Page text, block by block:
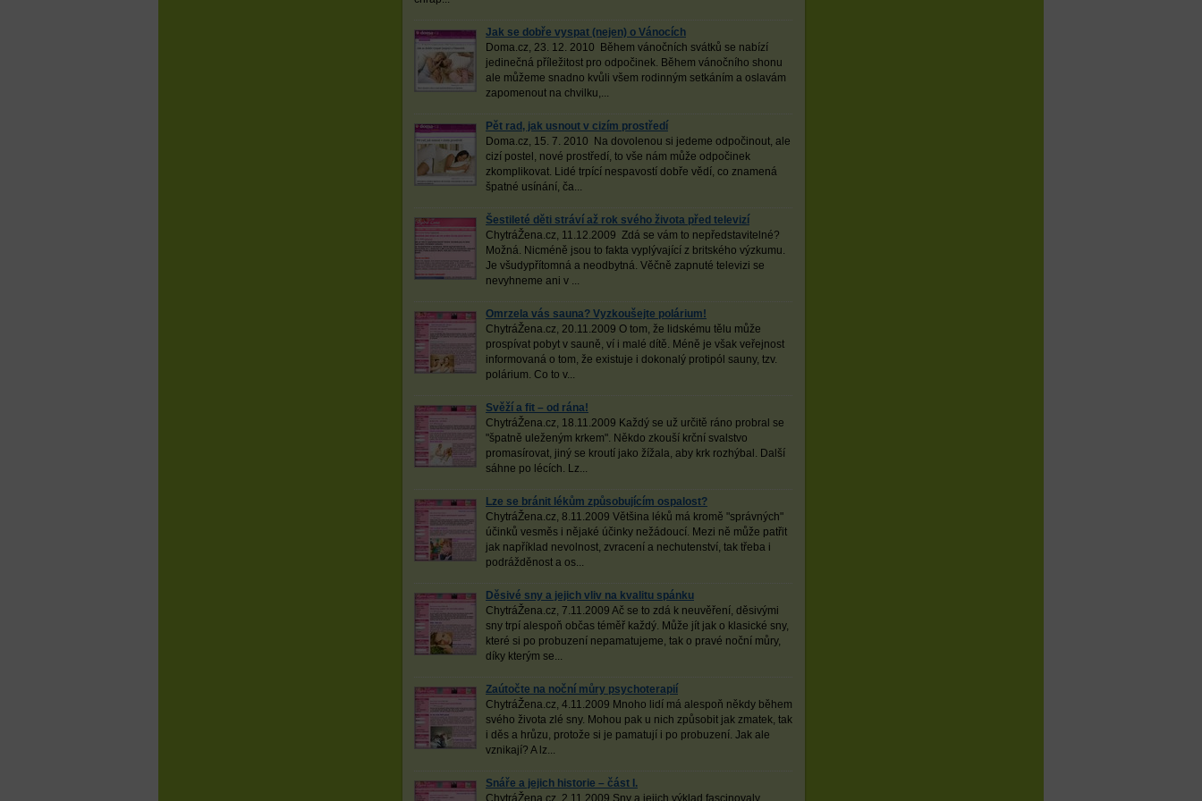
Jak se dobře vyspat (nejen) o Vánocích
Doma.cz, 23. 12. 2010 Během vánočních svátků se nabízí
jedinečná příležitost pro odpočinek. Během vánočního shonu
ale můžeme snadno kvůli všem rodinným setkáním a oslavám
zapomenout na chvilku,...
Pět rad, jak usnout v cizím prostředí
Doma.cz, 15. 7. 2010 Na dovolenou si jedeme odpočinout, ale
cizí postel, nové prostředí, to vše nám může odpočinek
zkomplikovat. Lidé trpící nespavostí dobře vědí, co znamená
špatné usínání, ča...
Šestileté děti stráví až rok svého života před televizí
ChytráŽena.cz, 11.12.2009 Zdá se vám to nepředstavitelné?
Možná. Nicméně jsou to fakta vyplývající z britského výzkumu.
Je všudypřítomná a neodbytná. Věčně zapnuté televizi se
nevyhneme ani v ...
Omrzela vás sauna? Vyzkoušejte polárium!
ChytráŽena.cz, 20.11.2009 O tom, že lidskému tělu může
prospívat pobyt v sauně, ví i malé dítě. Méně je však veřejnost
informovaná o tom, že existuje i dokonalý protipól sauny, tzv.
polárium. Co to v...
Svěží a fit – od rána!
ChytráŽena.cz, 18.11.2009 Každý se už určitě ráno probral se
"špatně uleženým krkem". Někdo zkouší krční svalstvo
promasírovat, jiný se kroutí jako žížala, aby krk rozhýbal. Další
sáhne po lécích. Lz...
Lze se bránit lékům způsobujícím ospalost?
ChytráŽena.cz, 8.11.2009 Většina léků má kromě "správných"
účinků vesměs i nějaké účinky nežádoucí. Mezi ně může patřit
jak například nevolnost, zvracení a nechutenství, tak třeba i
podrážděnost a os...
Děsivé sny a jejich vliv na kvalitu spánku
ChytráŽena.cz, 7.11.2009 Ač se to zdá k neuvěření, děsivými
sny trpí alespoň občas téměř každý. Může jít jak o klasické sny,
které si po probuzení nepamatujeme, tak o pravé noční můry,
díky kterým se...
Zaútočte na noční můry psychoterapií
ChytráŽena.cz, 4.11.2009 Mnoho lidí má alespoň někdy během
svého života zlé sny. Mohou pak u nich způsobit jak zmatek, tak
i děs a hrůzu, protože si je pamatují i po probuzení. Jak ale
vznikají? A lz...
Snáře a jejich historie – část I.
ChytráŽena.cz, 2.11.2009 Sny a jejich výklad fascinovaly